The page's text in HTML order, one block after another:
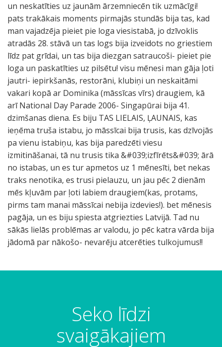
un neskatīties uz jaunām ārzemniecēn tik uzmācīgi!
pats trakākais moments pirmajās stundās bija tas, kad
man vajadzēja pieiet pie loga viesistabā, jo dzīvoklis
atradās 28. stāvā un tas logs bija izveidots no griestiem
līdz pat grīdai, un tas bija diezgan satraucoši- pieiet pie
loga un paskatīties uz pilsētu! visu mēnesi man gāja ļoti
jautri- iepirkšanās, restorāni, klubiņi un neskaitāmi
vakari kopā ar Dominika (māssīcas vīrs) draugiem, kā
arī National Day Parade 2006- Singapūrai bija 41.
dzimšanas diena. Es biju TAS LIELAIS, ĻAUNAIS, kas
ieņēma truša istabu, jo māssīcai bija trusis, kas dzīvojās
pa vienu istabiņu, kas bija paredzēti viesu
izmitināšanai, tā nu trusis tika &#039;izfīrēts&#039; ārā
no istabas, un es tur apmetos uz 1 mēnesīti, bet nekas
traks nenotika, es trusi pielauzu, un jau pēc 2 dienām
mēs kļuvām par ļoti labiem draugiem(kas, protams,
pirms tam manai māssīcai nebija izdevies!). bet mēnesis
pagāja, un es biju spiesta atgriezties Latvijā. Tad nu
sākās lielās problēmas ar valodu, jo pēc katra vārda bija
jādomā par nākošo- nevarēju atcerēties tulkojumus!!
Seko līdzi
svaigākajiem